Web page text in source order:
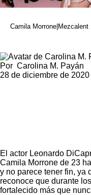
Camila Morrone|Mezcalent
Por Carolina M. Payán
28 de diciembre de
El actor Leonardo
Camila Morrone de 23
y no parece tener fin, ya
reconoce que durante
fortalecido más que